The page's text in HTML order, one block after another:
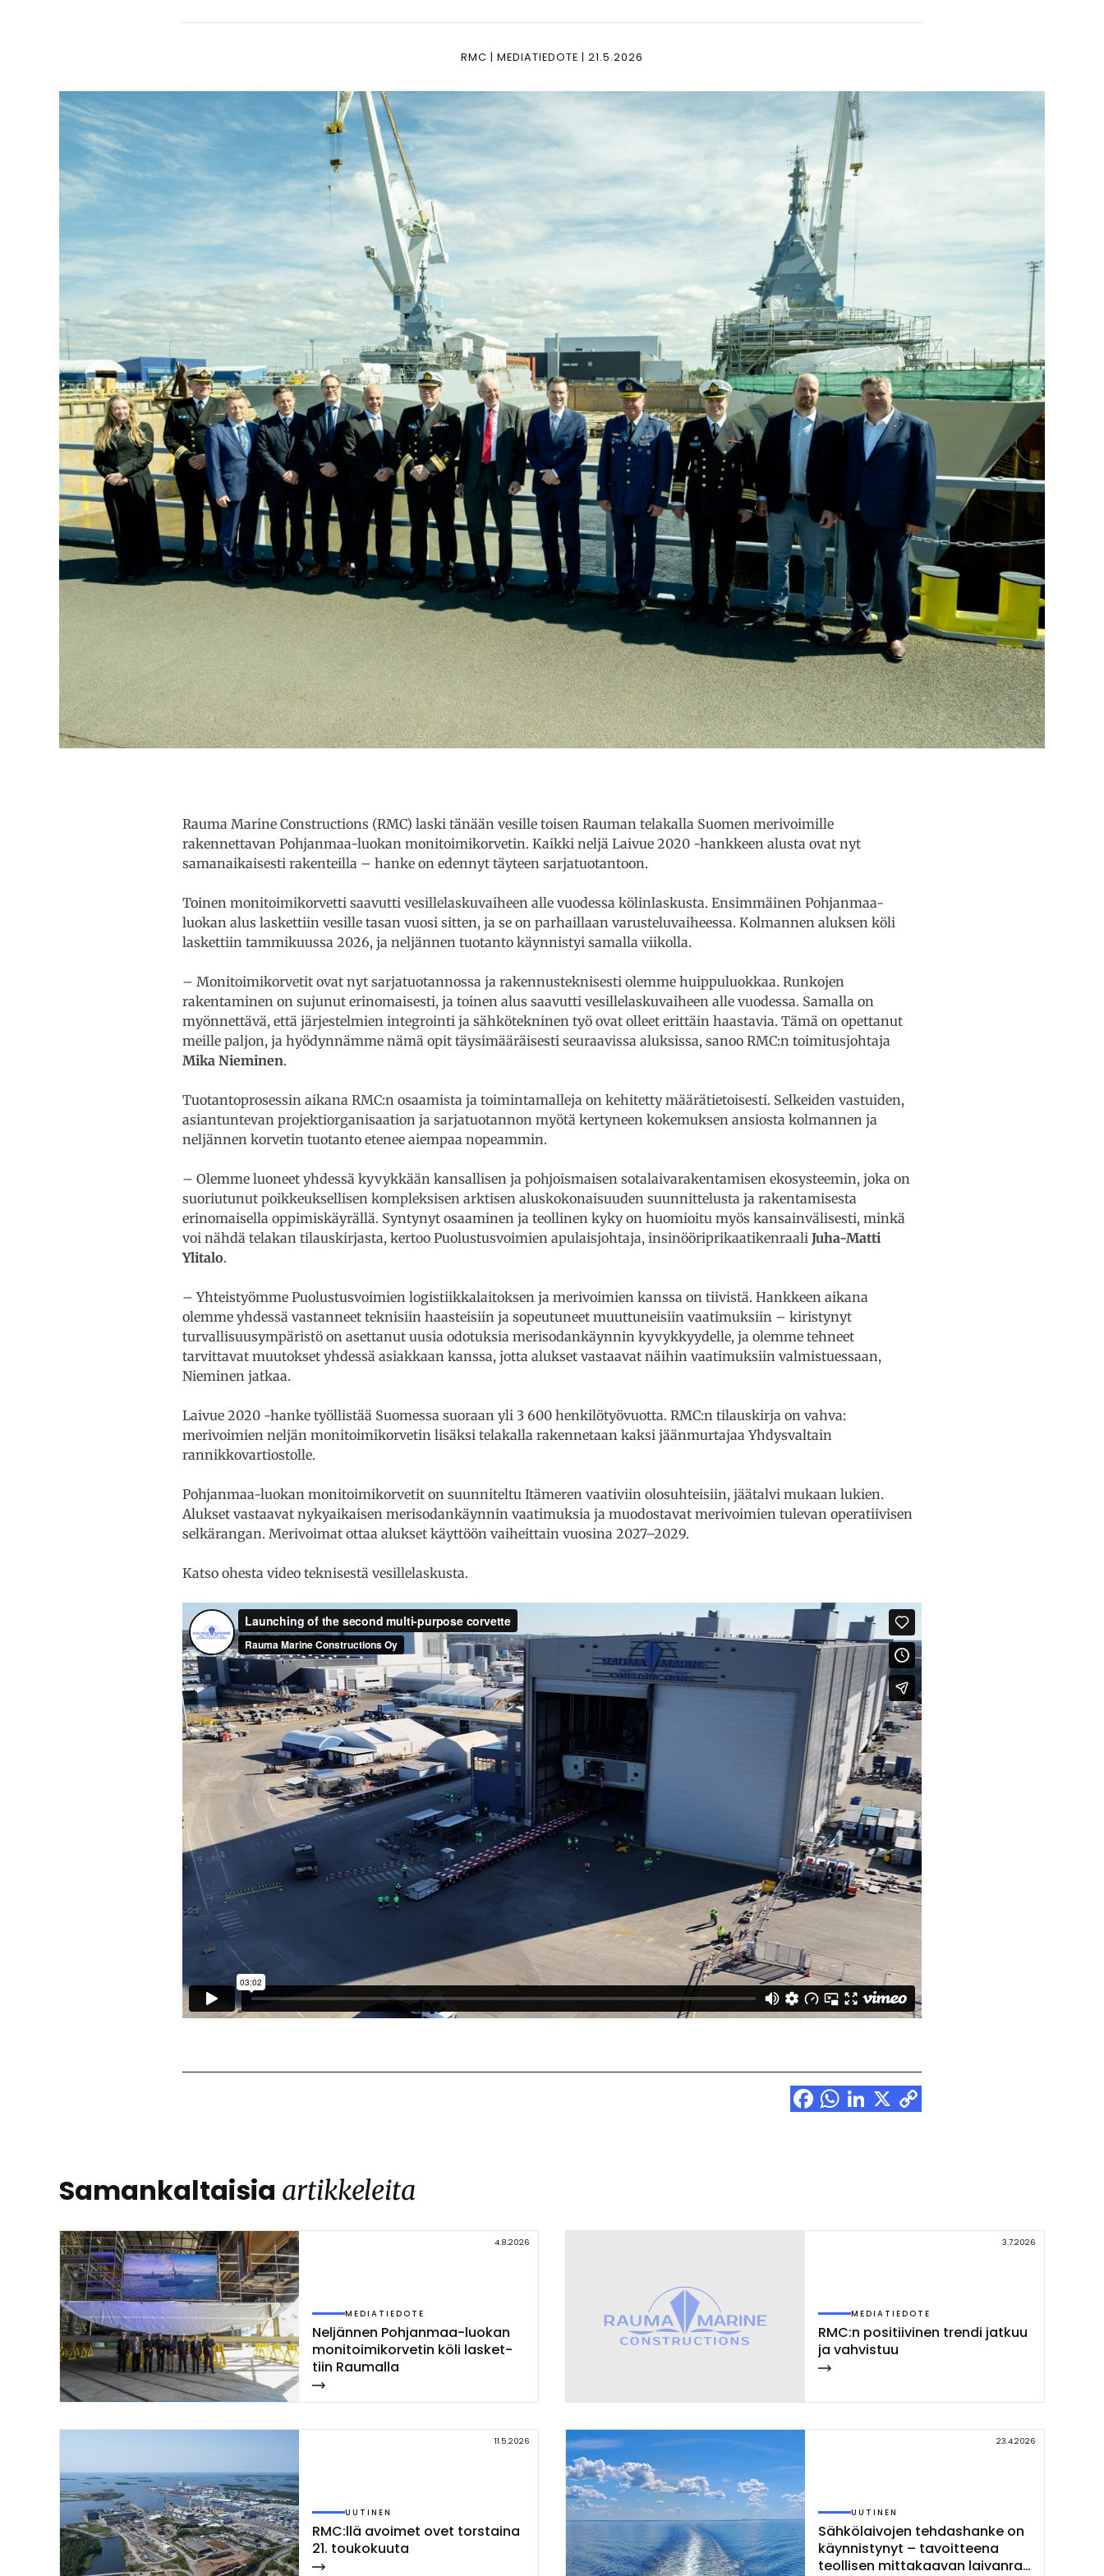
RMC | MEDIATIEDOTE | 21.5.2026
Rauma Marine Constructions (RMC) laski tänään vesille toisen Rauman telakalla Suomen merivoimille
rakennettavan Pohjanmaa-luokan monitoimikorvetin. Kaikki neljä Laivue 2020 -hankkeen alusta ovat nyt
samanaikaisesti rakenteilla – hanke on edennyt täyteen sarjatuotantoon.
Toinen monitoimikorvetti saavutti vesillelaskuvaiheen alle vuodessa kölinlaskusta. Ensimmäinen Pohjanmaa-
luokan alus laskettiin vesille tasan vuosi sitten, ja se on parhaillaan varusteluvaiheessa. Kolmannen aluksen köli
laskettiin tammikuussa 2026, ja neljännen tuotanto käynnistyi samalla viikolla.
– Monitoimikorvetit ovat nyt sarjatuotannossa ja rakennusteknisesti olemme huippuluokkaa. Runkojen
rakentaminen on sujunut erinomaisesti, ja toinen alus saavutti vesillelaskuvaiheen alle vuodessa. Samalla on
myönnettävä, että järjestelmien integrointi ja sähkötekninen työ ovat olleet erittäin haastavia. Tämä on opettanut
meille paljon, ja hyödynnämme nämä opit täysimääräisesti seuraavissa aluksissa, sanoo RMC:n toimitusjohtaja
Mika Nieminen.
Tuotantoprosessin aikana RMC:n osaamista ja toimintamalleja on kehitetty määrätietoisesti. Selkeiden vastuiden,
asiantuntevan projektiorganisaation ja sarjatuotannon myötä kertyneen kokemuksen ansiosta kolmannen ja
neljännen korvetin tuotanto etenee aiempaa nopeammin.
– Olemme luoneet yhdessä kyvykkään kansallisen ja pohjoismaisen sotalaivarakentamisen ekosysteemin, joka on
suoriutunut poikkeuksellisen kompleksisen arktisen aluskokonaisuuden suunnittelusta ja rakentamisesta
erinomaisella oppimiskäyrällä. Syntynyt osaaminen ja teollinen kyky on huomioitu myös kansainvälisesti, minkä
voi nähdä telakan tilauskirjasta, kertoo Puolustusvoimien apulaisjohtaja, insinööriprikaatikenraali Juha-Matti
Ylitalo.
– Yhteistyömme Puolustusvoimien logistiikkalaitoksen ja merivoimien kanssa on tiivistä. Hankkeen aikana
olemme yhdessä vastanneet teknisiin haasteisiin ja sopeutuneet muuttuneisiin vaatimuksiin – kiristynyt
turvallisuusympäristö on asettanut uusia odotuksia merisodankäynnin kyvykkyydelle, ja olemme tehneet
tarvittavat muutokset yhdessä asiakkaan kanssa, jotta alukset vastaavat näihin vaatimuksiin valmistuessaan,
Nieminen jatkaa.
Laivue 2020 -hanke työllistää Suomessa suoraan yli 3 600 henkilötyövuotta. RMC:n tilauskirja on vahva:
merivoimien neljän monitoimikorvetin lisäksi telakalla rakennetaan kaksi jäänmurtajaa Yhdysvaltain
rannikkovartiostolle.
Pohjanmaa-luokan monitoimikorvetit on suunniteltu Itämeren vaativiin olosuhteisiin, jäätalvi mukaan lukien.
Alukset vastaavat nykyaikaisen merisodankäynnin vaatimuksia ja muodostavat merivoimien tulevan operatiivisen
selkärangan. Merivoimat ottaa alukset käyttöön vaiheittain vuosina 2027–2029.
Katso ohesta video teknisestä vesillelaskusta.
Samankaltaisia artikkeleita
4.8.2026
MEDIATIEDOTE
Nel­jän­nen Poh­jan­maa-luo­kan
mo­ni­toi­mi­kor­ve­tin kö­li las­ket­
tiin Rau­mal­la
3.7.2026
MEDIATIEDOTE
RMC:n po­si­tii­vi­nen tren­di jat­kuu
ja vah­vis­tuu
11.5.2026
UUTINEN
RMC:llä avoi­met ovet tors­tai­na
21. tou­ko­kuu­ta
23.4.2026
UUTINEN
Säh­kö­lai­vo­jen teh­das­han­ke on
käyn­nis­ty­nyt – ta­voit­tee­na
teol­li­sen mit­ta­kaa­van lai­van­ra­